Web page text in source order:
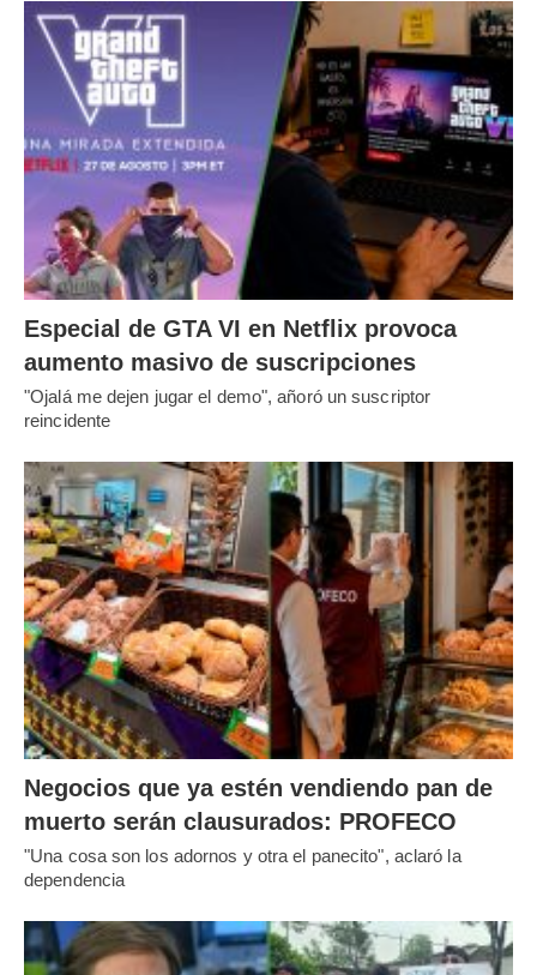
Especial de GTA VI en Netflix provoca
aumento masivo de suscripciones
"Ojalá me dejen jugar el demo", añoró un suscriptor
reincidente
Negocios que ya estén vendiendo pan de
muerto serán clausurados: PROFECO
"Una cosa son los adornos y otra el panecito", aclaró la
dependencia